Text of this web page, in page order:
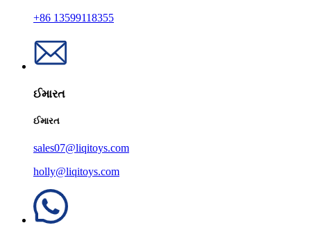
+86 13599118355
ઈમારત
ઈમારત
sales07@liqitoys.com
holly@liqitoys.com